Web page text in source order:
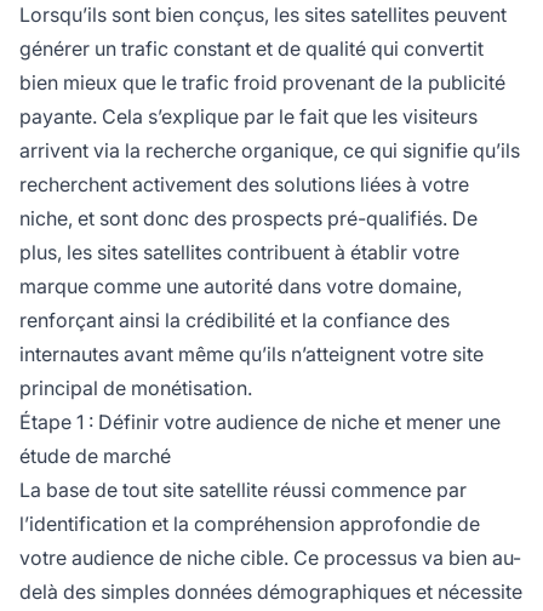
Lorsqu’ils sont bien conçus, les sites satellites peuvent
générer un trafic constant et de qualité qui convertit
bien mieux que le trafic froid provenant de la publicité
payante. Cela s’explique par le fait que les visiteurs
arrivent via la recherche organique, ce qui signifie qu’ils
recherchent activement des solutions liées à votre
niche, et sont donc des prospects pré-qualifiés. De
plus, les sites satellites contribuent à établir votre
marque comme une autorité dans votre domaine,
renforçant ainsi la crédibilité et la confiance des
internautes avant même qu’ils n’atteignent votre site
principal de monétisation.
Étape 1 : Définir votre audience de niche et mener une
étude de marché
La base de tout site satellite réussi commence par
l’identification et la compréhension approfondie de
votre audience de niche cible. Ce processus va bien au-
delà des simples données démographiques et nécessite